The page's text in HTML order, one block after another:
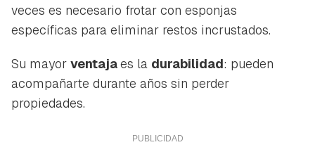
veces es necesario frotar con esponjas
específicas para eliminar restos incrustados.
Su mayor ventajaes la durabilidad: pueden
acompañarte durante años sin perder
propiedades.